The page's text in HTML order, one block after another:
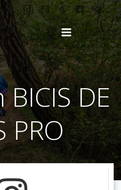
Saltar
al
contenido
DE
PRO